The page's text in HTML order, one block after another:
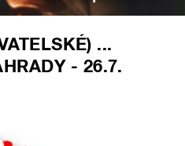
...
- 26.7.